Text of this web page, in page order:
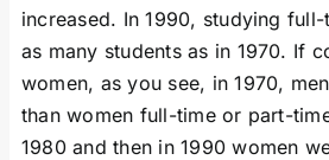
increased. In 1990, studying
as many students as in 1970. If
women, as you see, in 1970,
than women full-time or part-
1980 and then in 1990 women